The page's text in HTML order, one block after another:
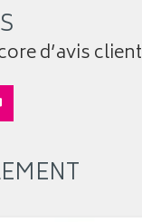
d’avis